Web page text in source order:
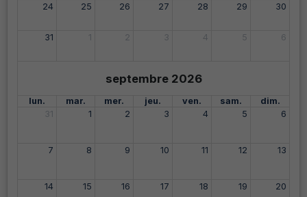
24 25 26 27 28 29 30
31 1 2 3 4 5 6
septembre 2026
lun. mar. mer. jeu. ven. sam.
dim.
31
1 2 3 4 5 6
7 8 9 10 11 12 13
14 15 16 17 18 19 20